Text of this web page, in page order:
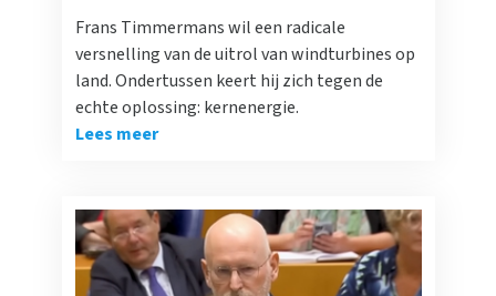
Frans Timmermans wil een radicale
versnelling van de uitrol van windturbines op
land. Ondertussen keert hij zich tegen de
echte oplossing: kernenergie.
Lees meer